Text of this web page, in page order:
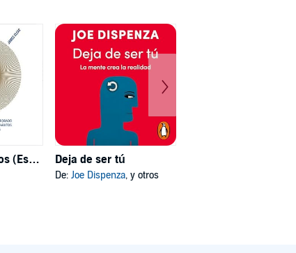
Hábitos atómicos (Español neutro) Deja de ser tú
De: Joe Dispenza, y otros